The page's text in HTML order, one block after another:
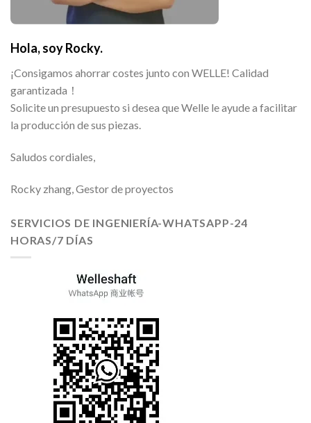
Hola, soy Rocky.
¡Consigamos ahorrar costes junto con WELLE! Calidad
garantizada！
Solicite un presupuesto si desea que Welle le ayude a facilitar
la producción de sus piezas.
Saludos cordiales,
Rocky zhang, Gestor de proyectos
SERVICIOS DE INGENIERÍA-WHATSAPP-24
HORAS/7 DÍAS